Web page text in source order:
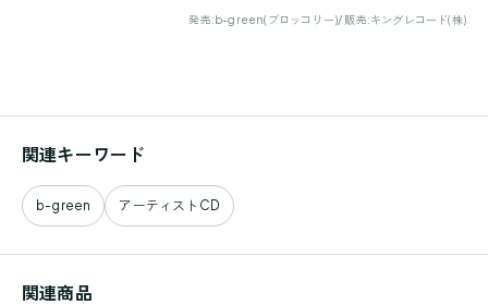
発売:b-green(ブロッコリー)/ 販売:キングレコード(株)
関連キーワード
b-green アーティストCD
関連商品